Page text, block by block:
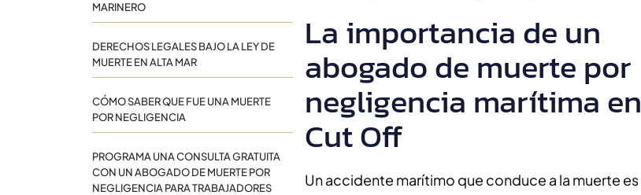
MARINERO
DERECHOS LEGALES BAJO LA LEY DE
MUERTE EN ALTA MAR
CÓMO SABER QUE FUE UNA MUERTE
POR NEGLIGENCIA
PROGRAMA UNA CONSULTA GRATUITA
CON UN ABOGADO DE MUERTE POR
NEGLIGENCIA PARA TRABAJADORES
La importancia de un
abogado de muerte por
negligencia marítima en
Cut Off
Un accidente marítimo que conduce a la muerte es